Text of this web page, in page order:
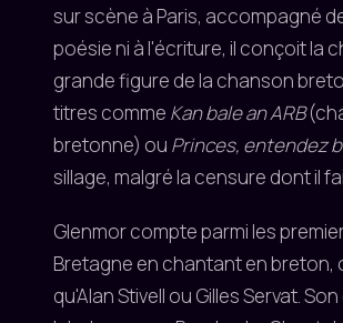
sur scène à Paris, accompagné
poésie ni à l'écriture, il conçoit la
grande figure de la chanson
titres comme Kan bale an ARB
bretonne) ou Princes, entendez
sillage, malgré la censure dont il
Glenmor compte parmi les
Bretagne en chantant en breton,
qu'Alan Stivell ou Gilles Servat.